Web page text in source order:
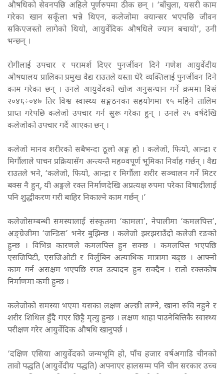
औषधिको सेवनपछि अहिले पूर्णरुपमा ठीक छन् । ‘बाँचुला, यसरी काम
गरेका खान सकूँला भन्ने थिएन, कलेजोमा क्यान्सर भएपछि जीवन
सकिएजस्तो लागेको थियो, आयुर्वेदिक औषधिले ज्यान बचायो’, उनी
भन्छन् ।
रोगीलाई उपचार र परामर्श दिएर पुनर्जीवन दिने गणेश आयुर्वेदीय
औषधालय प्रालिका प्रमुख वैद्य राउतले यस्ता धेरै व्यक्तिलाई पुनर्जीवन दिने
काम गरेका छन् । उनले आयुर्वेदको खोज अनुसन्धान गर्ने क्रममा विसं
२०४६÷०४७ तिर विश्व स्वास्थ्य सङ्गठनका सहयोगमा १५ महिने तालिम
प्राप्त गरेपछि कलेजो उपचार गर्न सुरू गरेका हुन् । उनले २५ वर्षदेखि
कलेजोको उपचार गर्दै आएका छन् ।
कलेजो मानव शरीरको सबैभन्दा ठूलो अङ्ग हो । कलेजो, फियो, आन्द्रा र
मिर्गौलाले पाचन प्रक्रियासँग अन्त्यन्तै मह¤वपूर्ण भूमिका निर्वाह गर्छन् । वैद्य
राउतले भने, ‘कलेजो, फियो, आन्द्रा र मिर्गाैला शरीर सञ्चालन गर्ने मिटर
बक्स नै हुन्, यी अङ्गले रक्त निर्माणदेखि अप्रत्यक्ष रुपमा परेका विषादीलाई
पनि शुद्धीकरण गरी बाहिर निकाल्ने काम गर्छन् ।’
कलेजोसम्बन्धी समस्यालाई संस्कृतमा ‘कामला’, नेपालीमा ‘कमलपित्त’,
अङ्ग्रेजीमा ‘जन्डिस’ भनेर बुझिन्छ । कलेजो झरझराउँदो कलेजी रङको
हुन्छ । विभिन्न कारणले कमलपित्त हुन सक्छ । कमलपित्त भएपछि
एसजिपिटी, एसजिओटी र विर्लुबिन अत्याधिक मात्रामा बढ्छ । आफ्नो
काम गर्न असक्षम भएपछि रगत उत्पादन हुन सक्दैन । रातो रक्तकोष
निर्माणमा कमी हुन्छ ।
कलेजोको समस्या भएमा यसका लक्षण अल्छी लाग्ने, खाना रुचि नहुने र
शरीर शिथिल हुँदै गएर छिट्टै मृत्यु हुन्छ । लक्षण थाहा पाउनेबित्तिकै स्वास्थ्य
परीक्षण गरेर आयुर्वेदिक औषधि खानुपर्छ ।
‘दक्षिण एसिया आयुर्वेदको जन्मभूमि हो, पाँच हजार वर्षअगाडि चीनको
तावो पद्धति (आयुर्वेदीय पद्धति) अपनाएर हालसम्म पनि चीन सरकार उच्च